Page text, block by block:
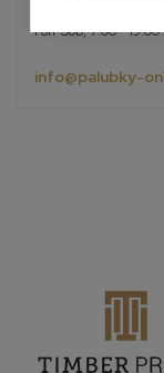
Pon-Sob, 7:00 -
info@palubky-